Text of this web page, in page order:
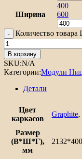
Ширина
400
600
Количество
В корзину
SKU:N/A
Категории:Модули
Детали
Цвет
каркасов
Graphite,
Размер
(В*Ш*Г),
мм